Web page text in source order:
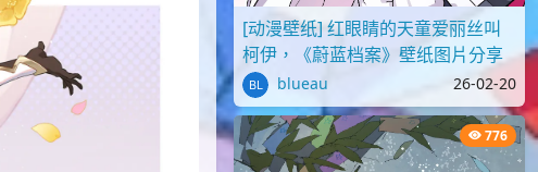
[动漫壁纸] 红眼睛的天童爱丽丝叫
柯伊，《蔚蓝档案》壁纸图片分享
blueau 26-02-20
776